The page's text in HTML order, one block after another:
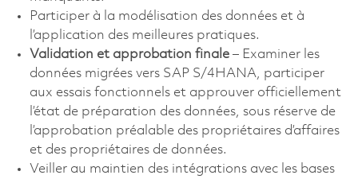
Participer à la modélisation des données et à
l’application des meilleures pratiques.
Validation et approbation finale– Examiner les
données migrées vers SAP S/4HANA, participer
aux essais fonctionnels et approuver officiellement
l’état de préparation des données, sous réserve de
l’approbation préalable des propriétaires d’affaires
et des propriétaires de données.
Veiller au maintien des intégrations avec les bases